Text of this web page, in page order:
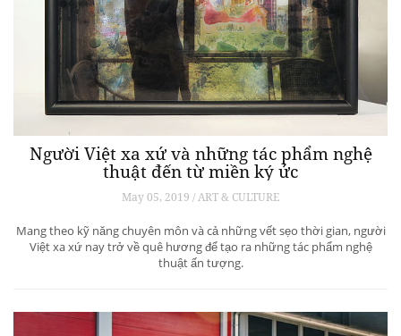
Người Việt xa xứ và những tác phẩm nghệ
thuật đến từ miền ký ức
May 05, 2019 / ART & CULTURE
Mang theo kỹ năng chuyên môn và cả những vết sẹo thời gian, người
Việt xa xứ nay trở về quê hương để tạo ra những tác phẩm nghệ
thuật ấn tượng.